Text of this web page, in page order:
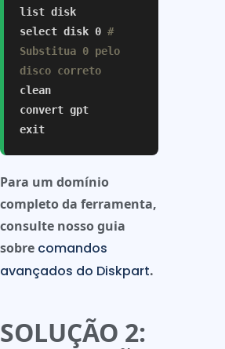
list disk
select disk 0 #
Substitua 0 pelo
disco correto
clean
convert gpt
exit
Para um domínio
completo da ferramenta,
consulte nosso guia
sobre comandos
avançados do Diskpart.
SOLUÇÃO 2: